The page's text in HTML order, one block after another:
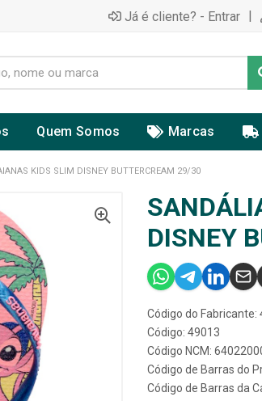
Já é cliente? - Entrar |
Quem Somos Marcas
KIDS SLIM DISNEY BUTTERCREAM 29/30
DISNEY
Código do
Código: 49013
Código NCM:
Código de Barras do
Código de Barras da